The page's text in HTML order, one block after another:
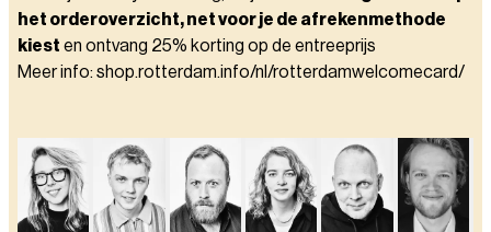
het orderoverzicht, net voor je de afrekenmethode
kiest en ontvang 25% korting op de entreeprijs
Meer info: shop.rotterdam.info/nl/rotterdamwelcomecard/